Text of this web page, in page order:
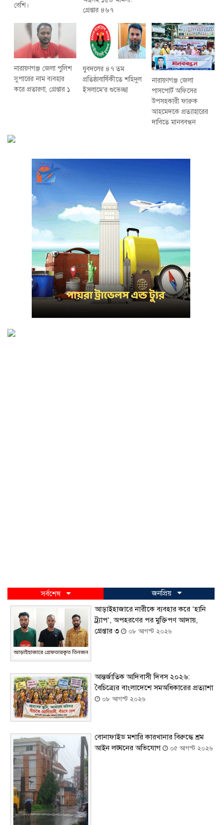
বেশি।
গ্রেপ্তার ৪৬৭
নারায়ণগঞ্জ জেলা পুলিশ
সুপারের নাম ব্যবহার
করে প্রতারণা, গ্রেপ্তার ১
যুবদলের ৪৭ তম
প্রতিষ্ঠাবার্ষিকীতে শহিদুল
ইসলামে‘র শুভেচ্ছা
নারায়ণগঞ্জ জেলা
পাসপোর্ট অফিসের
উপসহকারী ফারুক
আহমেদকে প্রত্যাহারের
দাবিতে মানববন্ধন
সর্বশেষ
জনপ্রিয়
আড়াইহাজারে নারীকে ব্যবহার করে ‘হানি
ট্র্যাপ’, অপহরণের পর মুক্তিপণ আদায়,
গ্রেপ্তার ৩
০৮ আগস্ট ২০২৬
আন্তর্জাতিক আদিবাসী দিবস ২০২৬:
বৈচিত্র্যের বাংলাদেশে সমঅধিকারের প্রত্যাশা
০৮ আগস্ট ২০২৬
বোনাফাইড মশারি কারখানার বিরুদ্ধে শ্রম
আইন লঙ্ঘনের অভিযোগ
০৫ আগস্ট ২০২৬